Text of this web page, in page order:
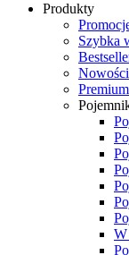
Produkty
Szybka
Nowości
Premium
W